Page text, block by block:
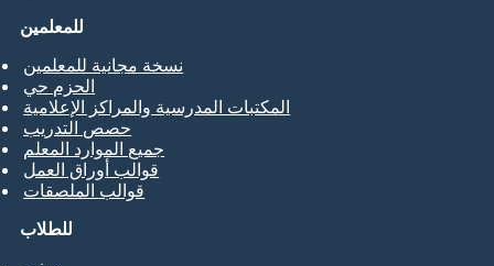
للطلاب
للمعلمين
نسخة مجانية للمعلمين
الحزم حي
المكتبات المدرسية والمراكز الإعلامية
حصص التدريب
جميع الموارد المعلم
قوالب أوراق العمل
قوالب الملصقات